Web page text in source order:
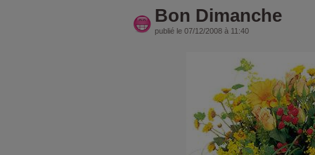
Bon Dimanche
publié le 07/12/2008 à 11:40